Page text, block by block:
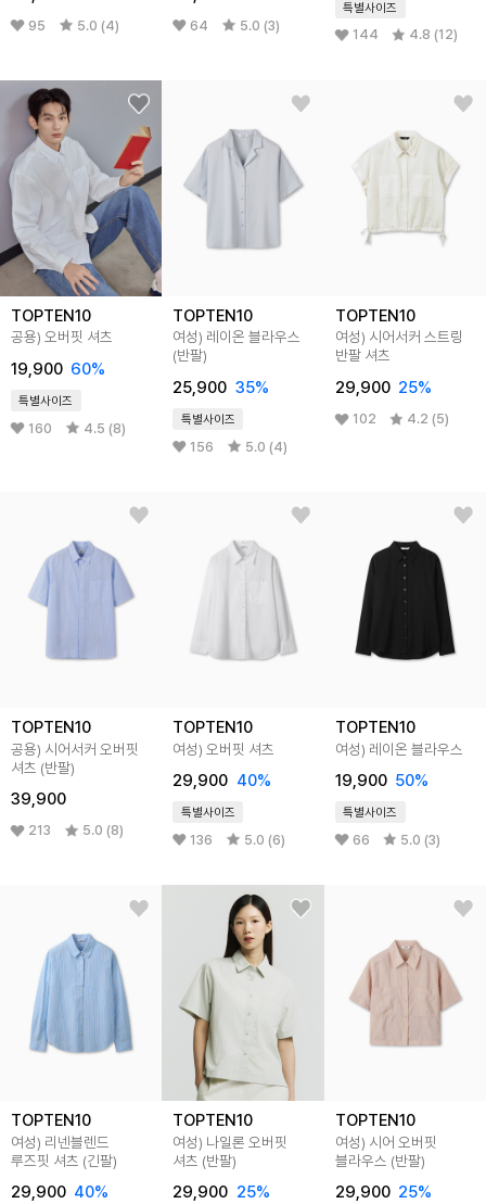
95 5.0 (4) 64 5.0 (3)
특별사이즈
144 4.8 (12)
TOPTEN10
공용) 오버핏 셔츠
19,900 60%
특별사이즈
160 4.5 (8)
TOPTEN10
여성) 레이온 블라우스
(반팔)
25,900 35%
특별사이즈
156 5.0 (4)
TOPTEN10
여성) 시어서커 스트링
반팔 셔츠
29,900 25%
102 4.2 (5)
TOPTEN10
공용) 시어서커 오버핏
셔츠 (반팔)
39,900
213 5.0 (8)
TOPTEN10
여성) 오버핏 셔츠
29,900 40%
특별사이즈
136 5.0 (6)
TOPTEN10
여성) 레이온 블라우스
19,900 50%
특별사이즈
66 5.0 (3)
TOPTEN10
여성) 리넨블렌드
루즈핏 셔츠 (긴팔)
29,900 40%
TOPTEN10
여성) 나일론 오버핏
셔츠 (반팔)
29,900 25%
TOPTEN10
여성) 시어 오버핏
블라우스 (반팔)
29,900 25%